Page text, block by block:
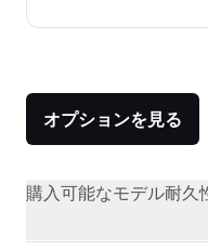
オプションを見る
購入可能なモデル耐久